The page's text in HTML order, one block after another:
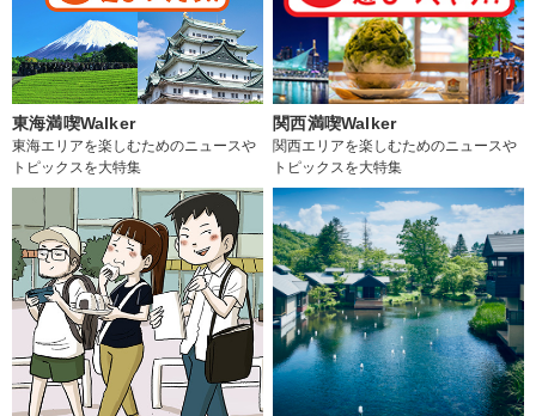
東海満喫Walker
東海エリアを楽しむためのニュースや
トピックスを大特集
関西満喫Walker
関西エリアを楽しむためのニュースや
トピックスを大特集